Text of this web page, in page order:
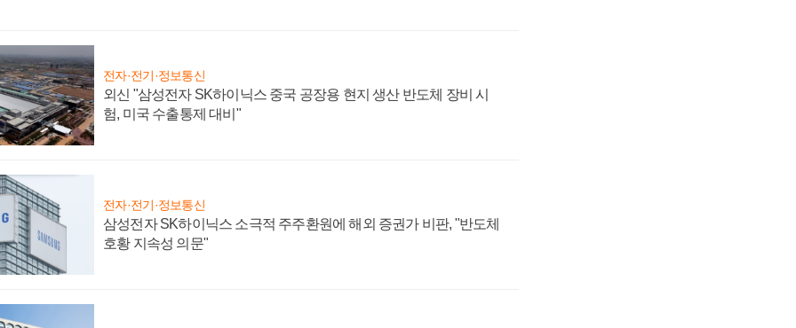
전자·전기·정보통신
외신 "삼성전자 SK하이닉스 중국 공장용 현지 생산 반도체 장비 시
험, 미국 수출통제 대비"
전자·전기·정보통신
삼성전자 SK하이닉스 소극적 주주환원에 해외 증권가 비판, "반도체
호황 지속성 의문"